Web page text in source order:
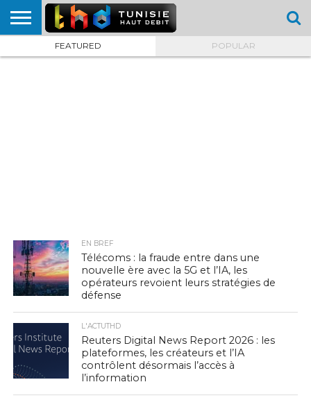
HOME
L’ACTUTHD
EN
PODCASTS
TEST
COMPARATIF
CARTE DE
CONTACT
FEATURED POPULAR
EN BREF
Télécoms : la fraude entre dans une
nouvelle ère avec la 5G et l’IA, les
opérateurs revoient leurs stratégies de
défense
L'ACTUTHD
Reuters Digital News Report 2026 : les
plateformes, les créateurs et l’IA
contrôlent désormais l’accès à
l’information